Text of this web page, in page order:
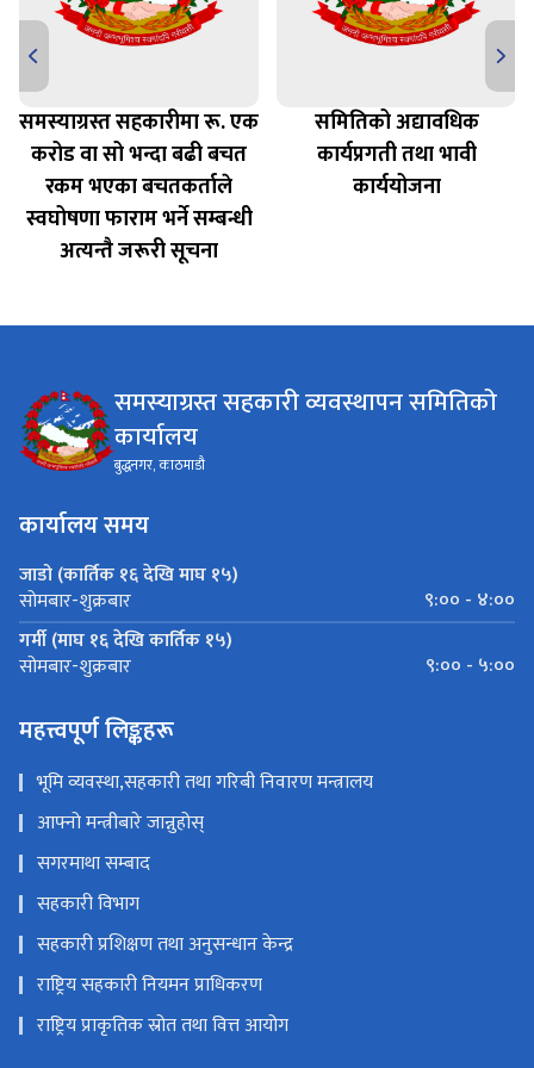
समस्याग्रस्त सहकारीमा रू. एक
करोड वा सो भन्दा बढी बचत
रकम भएका बचतकर्ताले
स्वघोषणा फाराम भर्ने सम्बन्धी
अत्यन्तै जरूरी सूचना
समितिको अद्यावधिक
कार्यप्रगती तथा भावी
कार्ययोजना
समस्याग्रस्त सहकारी व्यवस्थापन समितिको
कार्यालय
बुद्धनगर, काठमाडौ
कार्यालय समय
जाडो (कार्तिक १६ देखि माघ १५)
सोमबार-शुक्रबार
९:०० - ४:००
गर्मी (माघ १६ देखि कार्तिक १५)
सोमबार-शुक्रबार ९:०० - ५:००
महत्त्वपूर्ण लिङ्कहरू
भूमि व्यवस्था,सहकारी तथा गरिबी निवारण मन्त्रालय
आफ्नो मन्त्रीबारे जान्नुहोस्
सगरमाथा सम्बाद
सहकारी विभाग
सहकारी प्रशिक्षण तथा अनुसन्धान केन्द्र
राष्ट्रिय सहकारी नियमन प्राधिकरण
राष्ट्रिय प्राकृतिक स्रोत तथा वित्त आयोग